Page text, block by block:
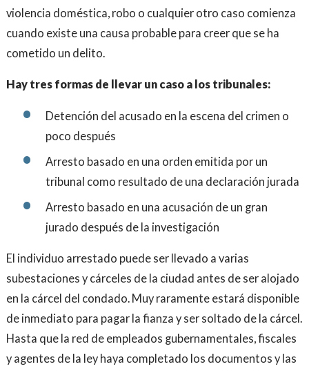
violencia doméstica, robo o cualquier otro caso comienza
cuando existe una causa probable para creer que se ha
cometido un delito.
Hay tres formas de llevar un caso a los tribunales:
Detención del acusado en la escena del crimen o
poco después
Arresto basado en una orden emitida por un
tribunal como resultado de una declaración jurada
Arresto basado en una acusación de un gran
jurado después de la investigación
El individuo arrestado puede ser llevado a varias
subestaciones y cárceles de la ciudad antes de ser alojado
en la cárcel del condado. Muy raramente estará disponible
de inmediato para pagar la fianza y ser soltado de la cárcel.
Hasta que la red de empleados gubernamentales, fiscales
y agentes de la ley haya completado los documentos y las